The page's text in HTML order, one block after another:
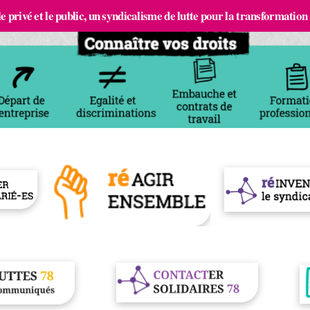
privé et le public, un syndicalisme de lutte pour la transformation